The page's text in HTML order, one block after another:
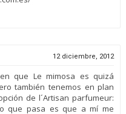
12 diciembre, 2012
que Le mimosa es quizá
también tenemos en plan
de l´Artisan parfumeur:
que pasa es que a mí me